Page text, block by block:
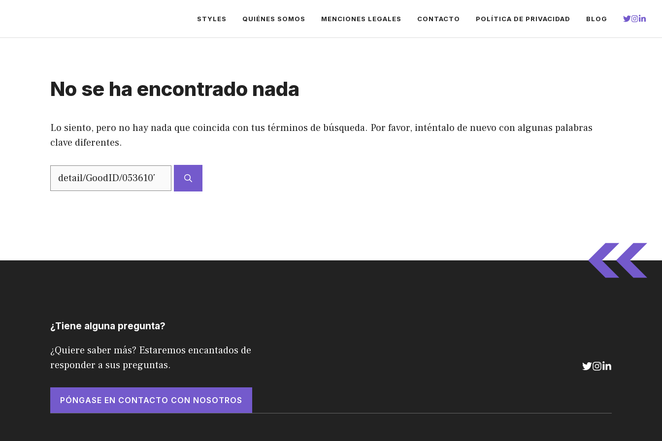
contenido
STYLES QUIÉNES SOMOS MENCIONES LEGALES CONTACTO POLÍTICA DE PRIVACIDAD BLOG
No se ha encontrado nada
Lo siento, pero no hay nada que coincida con tus términos de búsqueda. Por favor, inténtalo de nuevo con algunas palabras
clave diferentes.
Buscar:
¿Tiene alguna pregunta?
¿Quiere saber más? Estaremos encantados de
responder a sus preguntas.
PÓNGASE EN CONTACTO CON NOSOTROS